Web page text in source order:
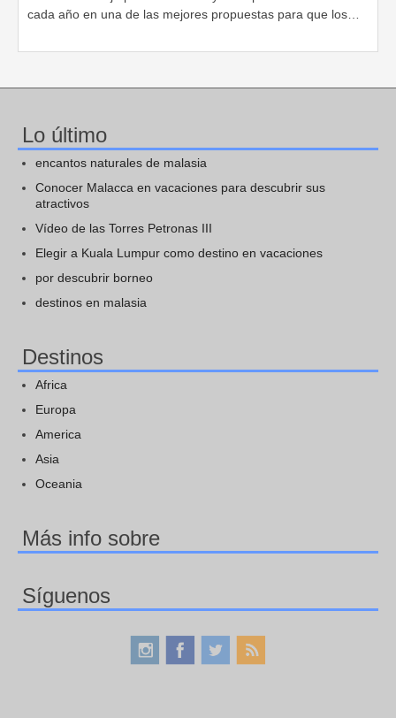
cada año en una de las mejores propuestas para que los…
Lo último
encantos naturales de malasia
Conocer Malacca en vacaciones para descubrir sus
atractivos
Vídeo de las Torres Petronas III
Elegir a Kuala Lumpur como destino en vacaciones
por descubrir borneo
destinos en malasia
Destinos
Africa
Europa
America
Asia
Oceania
Más info sobre
Síguenos